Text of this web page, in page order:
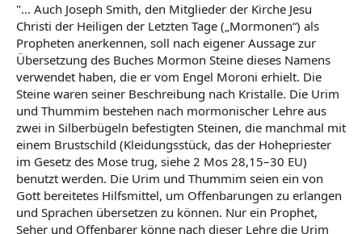
"... Auch Joseph Smith, den Mitglieder der Kirche Jesu
Christi der Heiligen der Letzten Tage („Mormonen“) als
Propheten anerkennen, soll nach eigener Aussage zur
Übersetzung des Buches Mormon Steine dieses Namens
verwendet haben, die er vom Engel Moroni erhielt. Die
Steine waren seiner Beschreibung nach Kristalle. Die Urim
und Thummim bestehen nach mormonischer Lehre aus
zwei in Silberbügeln befestigten Steinen, die manchmal mit
einem Brustschild (Kleidungsstück, das der Hohepriester
im Gesetz des Mose trug, siehe 2 Mos 28,15–30 EU)
benutzt werden. Die Urim und Thummim seien ein von
Gott bereitetes Hilfsmittel, um Offenbarungen zu erlangen
und Sprachen übersetzen zu können. Nur ein Prophet,
Seher und Offenbarer könne nach dieser Lehre die Urim